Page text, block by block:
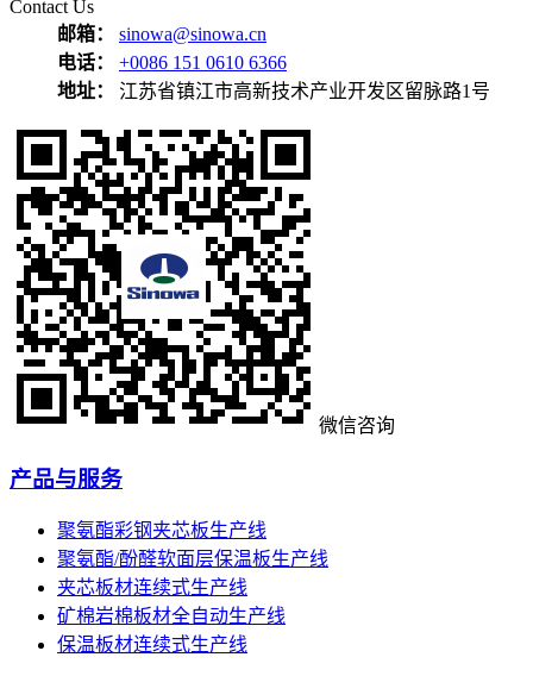
Contact Us
邮箱：
sinowa@sinowa.cn
电话：
+0086 151 0610 6366
地址：
江苏省镇江市高新技术产业开发区留脉路1号
微信咨询
产品与服务
聚氨酯彩钢夹芯板生产线
聚氨酯/酚醛软面层保温板生产线
夹芯板材连续式生产线
矿棉岩棉板材全自动生产线
保温板材连续式生产线